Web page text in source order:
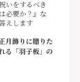
いをするべき
必要か？』な
えします
月飾りに贈りた
る「羽子板」の